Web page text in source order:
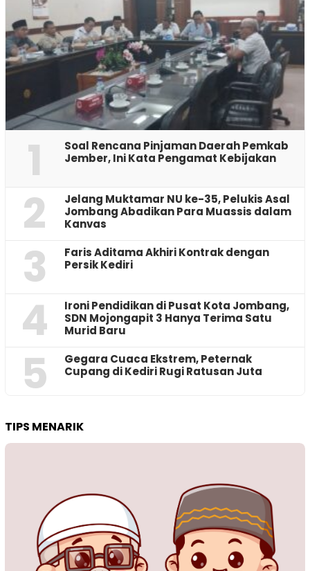
1
‎Soal Rencana Pinjaman Daerah Pemkab
Jember, Ini Kata Pengamat Kebijakan ‎
2
Jelang Muktamar NU ke-35, Pelukis Asal
Jombang Abadikan Para Muassis dalam
Kanvas
3
Faris Aditama Akhiri Kontrak dengan
Persik Kediri
4
Ironi Pendidikan di Pusat Kota Jombang,
SDN Mojongapit 3 Hanya Terima Satu
Murid Baru
5
‎Gegara Cuaca Ekstrem, Peternak
Cupang di Kediri Rugi Ratusan Juta
TIPS MENARIK